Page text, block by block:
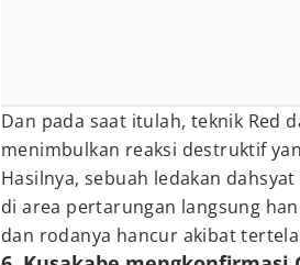
Dan pada saat itulah, teknik Red
menimbulkan reaksi destruktif
Hasilnya, sebuah ledakan
di area pertarungan langsung
dan rodanya hancur akibat